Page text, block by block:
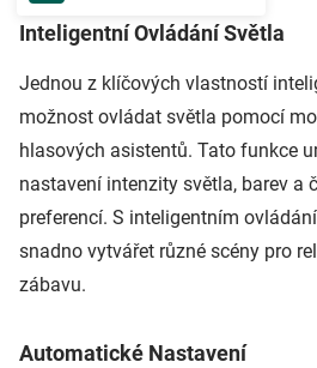
Inteligentní Ovládání Světla
Jednou z klíčových vlastností
možnost ovládat světla pomocí
hlasových asistentů. Tato funkce
nastavení intenzity světla, barev a
preferencí. S inteligentním
snadno vytvářet různé scény pro
zábavu.
Automatické Nastavení